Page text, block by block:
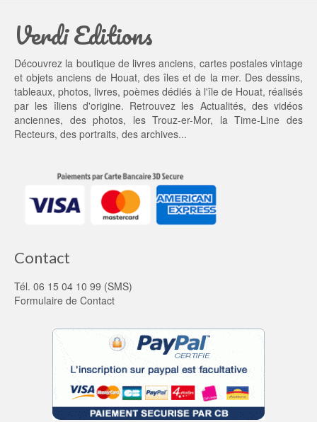
t :
5,
0
0 €.
Verdi Editions
Découvrez la boutique de livres anciens, cartes postales vintage
et objets anciens de Houat, des îles et de la mer. Des dessins,
tableaux, photos, livres, poèmes dédiés à l'île de Houat, réalisés
par les îliens d'origine. Retrouvez les Actualités, des vidéos
anciennes, desphotos, lesTrouz-er-Mor, laTime-Line des
Recteurs, des portraits, des archives...
Contact
Tél. 06 15 04 10 99 (SMS)
Formulaire de Contact